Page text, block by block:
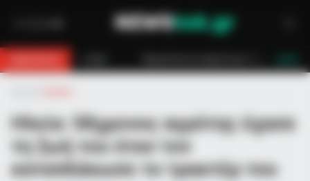
Ηλεία: 58χρονος αγρότης έχασε
τη ζωή του όταν τον
καταπλάκωσε το τρακτέρ του